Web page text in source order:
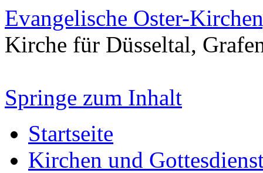
Evangelische Oster-
Kirche für Düsseltal,
Springe zum Inhalt
Startseite
Kirchen und